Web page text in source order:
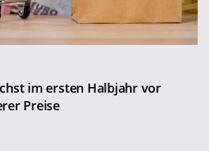
im ersten Halbjahr vor
Preise